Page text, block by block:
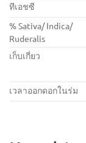
ทีเอชซี
% Sativa/ Indica/
Ruderalis
เก็บเกี่ยว
เวลาออกดอกในร่ม